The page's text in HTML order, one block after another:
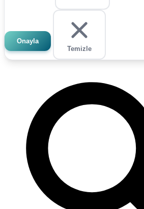
Onayla
Temizle